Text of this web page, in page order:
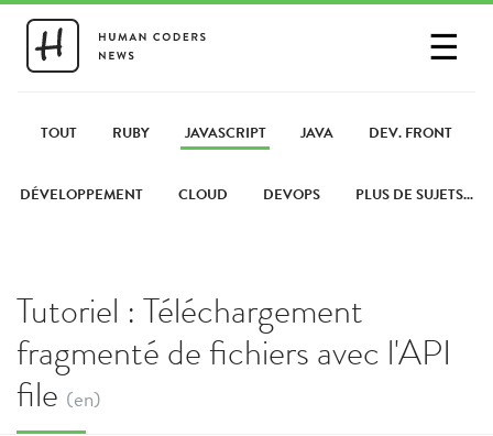
☰
PARTAGER UN LIEN
TOUT RUBY JAVASCRIPT JAVA DEV. FRONT
DÉVELOPPEMENT CLOUD DEVOPS PLUS DE SUJETS...
Tutoriel : Téléchargement
fragmenté de fichiers avec l'API
file (en)